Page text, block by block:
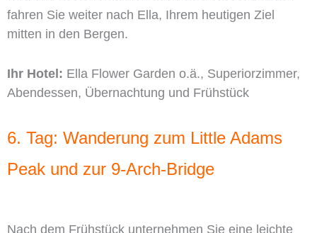
fahren Sie weiter nach Ella, Ihrem heutigen Ziel
mitten in den Bergen.
Ihr Hotel: Ella Flower Garden o.ä., Superiorzimmer,
Abendessen, Übernachtung und Frühstück
6. Tag: Wanderung zum Little Adams
Peak und zur 9-Arch-Bridge
Nach dem Frühstück unternehmen Sie eine leichte